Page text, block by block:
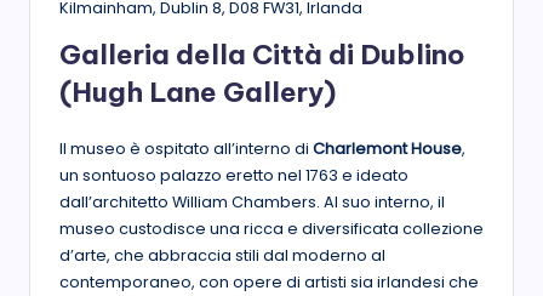
Kilmainham, Dublin 8, D08 FW31, Irlanda
Galleria della Città di Dublino
(Hugh Lane Gallery)
Il museo è ospitato all’interno di Charlemont House,
un sontuoso palazzo eretto nel 1763 e ideato
dall’architetto William Chambers. Al suo interno, il
museo custodisce una ricca e diversificata collezione
d’arte, che abbraccia stili dal moderno al
contemporaneo, con opere di artisti sia irlandesi che